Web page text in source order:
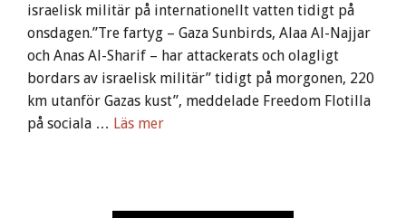
israelisk militär på internationellt vatten tidigt på
onsdagen.”Tre fartyg – Gaza Sunbirds, Alaa Al-Najjar
och Anas Al-Sharif – har attackerats och olagligt
bordars av israelisk militär” tidigt på morgonen, 220
km utanför Gazas kust”, meddelade Freedom Flotilla
på sociala … Läs mer